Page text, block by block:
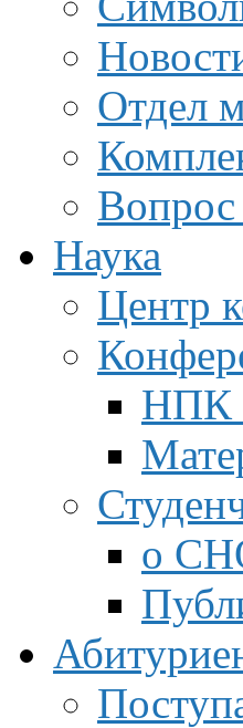
Отдел
Вопрос
Наука
Центр
НПК
о